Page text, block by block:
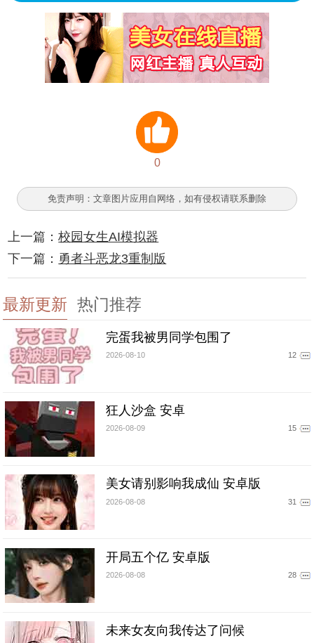
0
免责声明：文章图片应用自网络，如有侵权请联系删除
上一篇：校园女生AI模拟器
下一篇： 勇者斗恶龙3重制版
最新更新 热门推荐
完蛋我被男同学包围了
2026-08-10 12
狂人沙盒 安卓
2026-08-09 15
美女请别影响我成仙 安卓版
2026-08-08 31
开局五个亿 安卓版
2026-08-08 28
未来女友向我传达了问候